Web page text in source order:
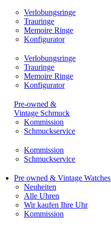
Verlobungsringe
Trauringe
Memoire Ringe
Konfigurator
Verlobungsringe
Trauringe
Memoire Ringe
Konfigurator
Pre-owned &
Vintage Schmuck
Kommission
Schmuckservice
Kommission
Schmuckservice
Pre owned & Vintage Watches
Neuheiten
Alle Uhren
Wir kaufen Ihre Uhr
Kommission